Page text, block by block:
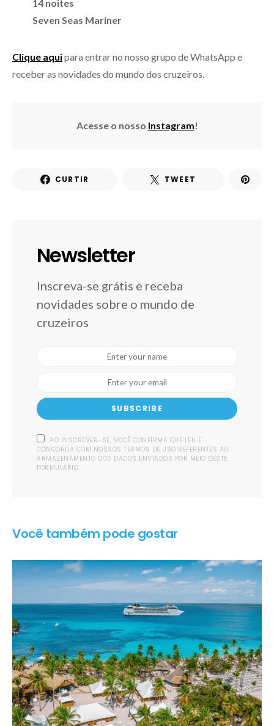
14 noites
Seven Seas Mariner
Clique aquipara entrar no nosso grupo de WhatsApp e
receber as novidades do mundo dos cruzeiros.
Acesse o nosso Instagram!
CURTIR TWEET
Newsletter
Inscreva-se grátis e receba
novidades sobre o mundo de
cruzeiros
SUBSCRIBE
AO INSCREVER-SE, VOCÊ CONFIRMA QUE LEU E
CONCORDA COM NOSSOS TERMOS DE USO REFERENTES AO
ARMAZENAMENTO DOS DADOS ENVIADOS POR MEIO DESTE
FORMULÁRIO.
Você também pode gostar